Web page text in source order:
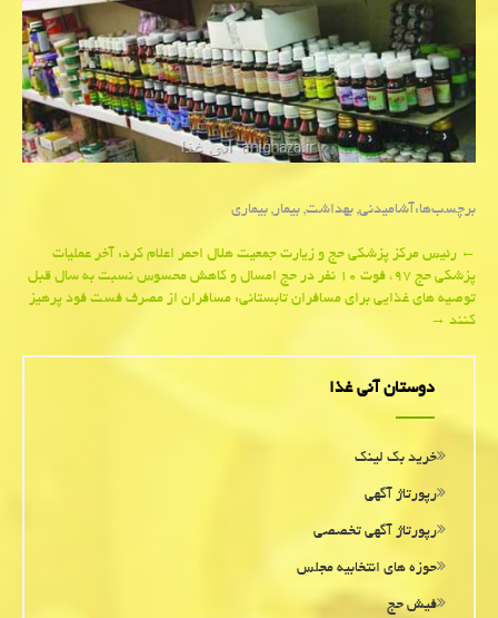
برچسب‌ها:آشامیدنی,بهداشت,بیمار,بیماری
Post
navigation
←رئیس مركز پزشكی حج و زیارت جمعیت هلال احمر اعلام كرد: آخر عملیات
پزشكی حج ۹۷، فوت ۱۰ نفر در حج امسال و كاهش محسوس نسبت به سال قبل
توصیه های غذایی برای مسافران تابستانی: مسافران از مصرف فست فود پرهیز
كنند→
دوستان آنی غذا
خرید بک لینک
رپورتاژ آگهی
رپورتاژ آگهی تخصصی
حوزه های انتخابیه مجلس
فیش حج